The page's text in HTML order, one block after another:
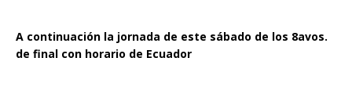
A continuación la jornada de este sábado de los 8avos.
de final con horario de Ecuador